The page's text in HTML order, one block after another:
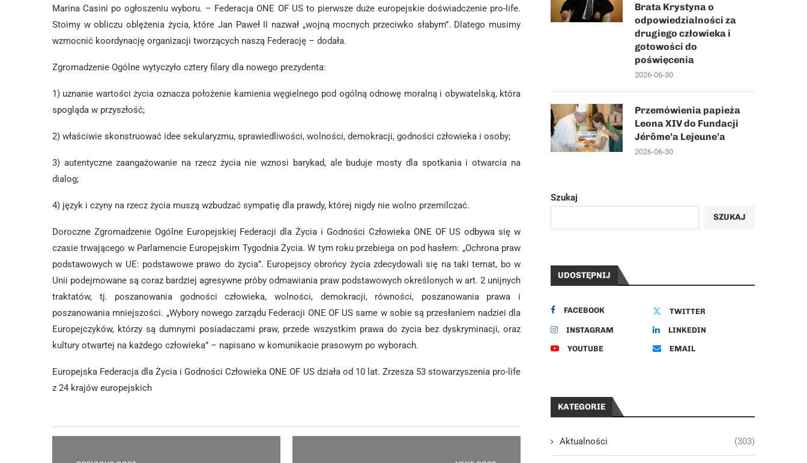
Marina Casini po ogłoszeniu wyboru. – Federacja ONE OF US to pierwsze duże europejskie doświadczenie pro-life.
Stoimy w obliczu oblężenia życia, które Jan Paweł II nazwał „wojną mocnych przeciwko słabym”. Dlatego musimy
wzmocnić koordynację organizacji tworzących naszą Federację – dodała.
Zgromadzenie Ogólne wytyczyło cztery filary dla nowego prezydenta:
1) uznanie wartości życia oznacza położenie kamienia węgielnego pod ogólną odnowę moralną i obywatelską, która
spogląda w przyszłość;
2) właściwie skonstruować idee sekularyzmu, sprawiedliwości, wolności, demokracji, godności człowieka i osoby;
3) autentyczne zaangażowanie na rzecz życia nie wznosi barykad, ale buduje mosty dla spotkania i otwarcia na
dialog;
4) język i czyny na rzecz życia muszą wzbudzać sympatię dla prawdy, której nigdy nie wolno przemilczać.
Doroczne Zgromadzenie Ogólne Europejskiej Federacji dla Życia i Godności Człowieka ONE OF US odbywa się w
czasie trwającego w Parlamencie Europejskim Tygodnia Życia. W tym roku przebiega on pod hasłem: „Ochrona praw
podstawowych w UE: podstawowe prawo do życia”. Europejscy obrońcy życia zdecydowali się na taki temat, bo w
Unii podejmowane są coraz bardziej agresywne próby odmawiania praw podstawowych określonych w art. 2 unijnych
traktatów, tj. poszanowania godności człowieka, wolności, demokracji, równości, poszanowania prawa i
poszanowania mniejszości. „Wybory nowego zarządu Federacji ONE OF US same w sobie są przesłaniem nadziei dla
Europejczyków, którzy są dumnymi posiadaczami praw, przede wszystkim prawa do życia bez dyskryminacji, oraz
kultury otwartej na każdego człowieka” – napisano w komunikacie prasowym po wyborach.
Europejska Federacja dla Życia i Godności Człowieka ONE OF US działa od 10 lat. Zrzesza 53 stowarzyszenia pro-life
z 24 krajów europejskich
Brata Krystyna o
odpowiedzialności za
drugiego człowieka i
gotowości do
poświęcenia
2026-06-30
Przemówienia papieża
Leona XIV do Fundacji
Jérôme’a Lejeune’a
2026-06-30
Szukaj
SZUKAJ
UDOSTĘPNIJ
FACEBOOK TWITTER
INSTAGRAM LINKEDIN
YOUTUBE EMAIL
KATEGORIE
Aktualności (303)